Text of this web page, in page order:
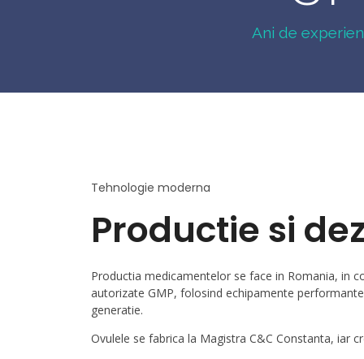
Ani de
Tehnologie moderna
Productie si
Productia medicamentelor se face in Romania, in
autorizate GMP, folosind echipamente
generatie.
Ovulele se fabrica la Magistra C&C Constanta, iar